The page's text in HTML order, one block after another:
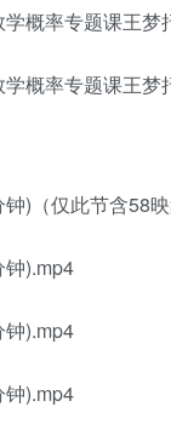
概率专题课王梦
概率专题课王梦
)（仅此节含58
).mp4
).mp4
).mp4